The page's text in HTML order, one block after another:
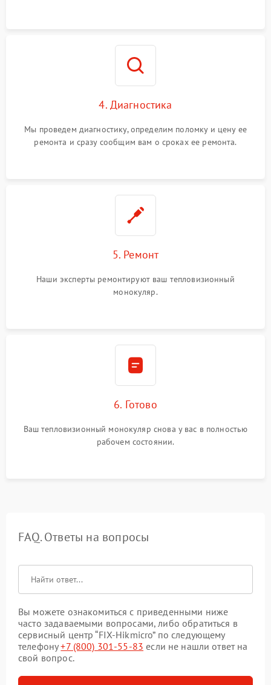
4. Диагностика
Мы проведем диагностику, определим поломку и цену ее
ремонта и сразу сообщим вам о сроках ее ремонта.
5. Ремонт
Наши эксперты ремонтируют ваш тепловизионный
монокуляр.
6. Готово
Ваш тепловизионный монокуляр снова у вас в полностью
рабочем состоянии.
FAQ. Ответы на вопросы
Вы можете ознакомиться с приведенными ниже
часто задаваемыми вопросами, либо обратиться в
сервисный центр “FIX-Hikmicro” по следующему
телефону+7 (800) 301-55-83 если не нашли ответ на
свой вопрос.